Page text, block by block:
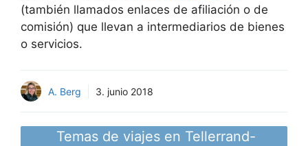
(también llamados enlaces de afiliación o de
comisión) que llevan a intermediarios de bienes
o servicios.
A. Berg 3. junio 2018
Temas de viajes en Tellerrand-